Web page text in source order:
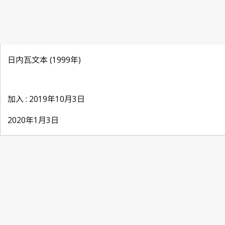
日内瓦文本 (1999年)
加入 : 2019年10月3日
2020年1月3日